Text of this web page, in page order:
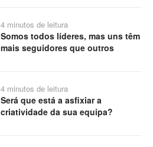
4 minutos de leitura
Somos todos líderes, mas uns têm
mais seguidores que outros
4 minutos de leitura
Será que está a asfixiar a
criatividade da sua equipa?